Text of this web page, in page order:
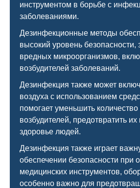
инструментом в борьбе с
заболеваниями.
Дезинфекционные методы
высокий уровень безопасности,
вредных микроорганизмов,
возбудителей заболеваний.
Дезинфекция также может
воздуха с использованием
помогает уменьшить количество
возбудителей, предотвратить
здоровье людей.
Дезинфекция также играет
обеспечении безопасности при
медицинских инструментов,
особенно важно для